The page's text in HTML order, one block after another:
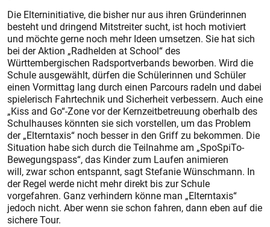
Die Elterninitiative, die bisher nur aus ihren Gründerinnen
besteht und dringend Mitstreiter sucht, ist hoch motiviert
und möchte gerne noch mehr Ideen umsetzen. Sie hat sich
bei der Aktion „Radhelden at School“ des
Württembergischen Radsportverbands beworben. Wird die
Schule ausgewählt, dürfen die Schülerinnen und Schüler
einen Vormittag lang durch einen Parcours radeln und dabei
spielerisch Fahrtechnik und Sicherheit verbessern. Auch eine
„Kiss and Go“-Zone vor der Kernzeitbetreuung oberhalb des
Schulhauses könnten sie sich vorstellen, um das Problem
der „Elterntaxis“ noch besser in den Griff zu bekommen. Die
Situation habe sich durch die Teilnahme am „SpoSpiTo-
Bewegungspass“, das Kinder zum Laufen animieren
will, zwar schon entspannt, sagt Stefanie Wünschmann. In
der Regel werde nicht mehr direkt bis zur Schule
vorgefahren. Ganz verhindern könne man „Elterntaxis“
jedoch nicht. Aber wenn sie schon fahren, dann eben auf die
sichere Tour.